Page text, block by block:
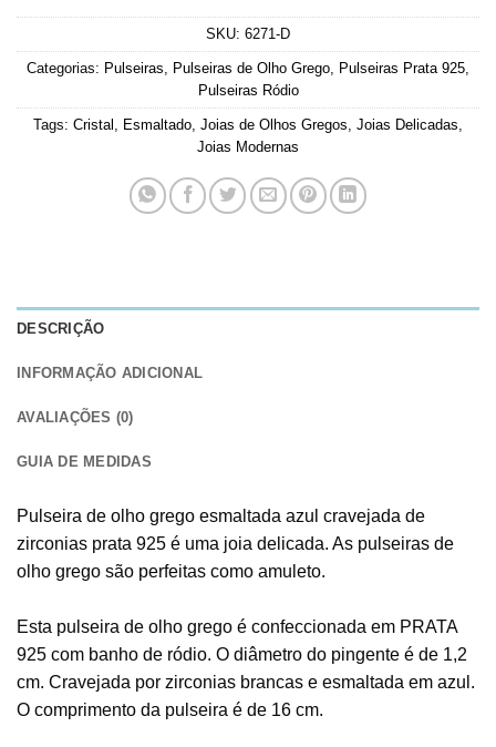
SKU: 6271-D
Categorias: Pulseiras Pulseiras de Olho Grego Pulseiras Prata 925
Pulseiras Ródio
Tags: Cristal Esmaltado Joias de Olhos Gregos Joias Delicadas
Joias Modernas
DESCRIÇÃO
INFORMAÇÃO ADICIONAL
AVALIAÇÕES (0)
GUIA DE MEDIDAS
Pulseira de olho grego esmaltada azul cravejada de
zirconias prata 925 é uma joia delicada. As pulseiras de
olho grego são perfeitas como amuleto.
Esta pulseira de olho grego é confeccionada em PRATA
925 com banho de ródio. O diâmetro do pingente é de 1,2
cm. Cravejada por zirconias brancas e esmaltada em azul.
O comprimento da pulseira é de 16 cm.